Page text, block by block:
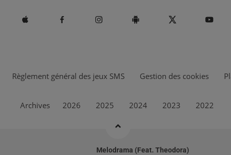
Melodrama (feat. Theodora)
Règlement général des jeux SMS Gestion des cookies
Archives 2026 2025 2024 2023 2022